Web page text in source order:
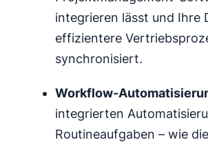
integrieren lässt und Ihre
effizientere
synchronisiert.
Workflow-
integrierten
Routineaufgaben – wie die